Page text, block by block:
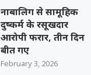
नाबालिग से सामूहिक
दुष्कर्म के रसूखदार
आरोपी फरार, तीन दिन
बीत गए
February 3, 2026